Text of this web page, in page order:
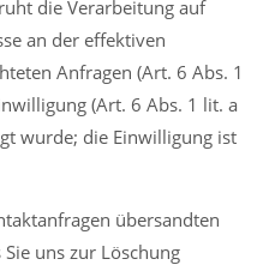
die Verarbeitung auf
an der effektiven
Anfragen (Art. 6 Abs. 1
(Art. 6 Abs. 1 lit. a
wurde; die Einwilligung ist
übersandten
uns zur Löschung